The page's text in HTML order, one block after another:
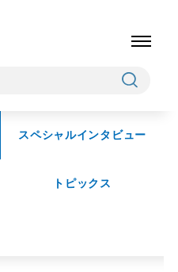
スペシャルインタビュー
トピックス